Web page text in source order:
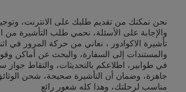
نحن نمكنك من تقديم طلبك على الانترنت،
والإجابة على الأسئلة، نحمي طلب التأشيرة من
تأشيرة الاكوادور ، نعاني من حركة المرور في
والمستندات إلى السفارة، والبحث عن أماكن
في طوابير، اطلاعكم بالتحديثات، والتقاط جواز
جاهزة، وضمان أن التأشيرة صحيحة، شحن
مناسب لرحلتك، وهذا كله شعور رائع